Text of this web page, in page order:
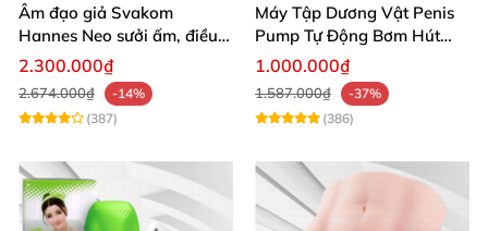
Âm đạo giả Svakom
Hannes Neo sưởi ấm, điều
khiển app thông minh
2.300.000₫
2.674.000₫
-14%
(387)
Máy Tập Dương Vật Penis
Pump Tự Động Bơm Hút
Kích Thước Lớn
1.000.000₫
1.587.000₫
-37%
(386)